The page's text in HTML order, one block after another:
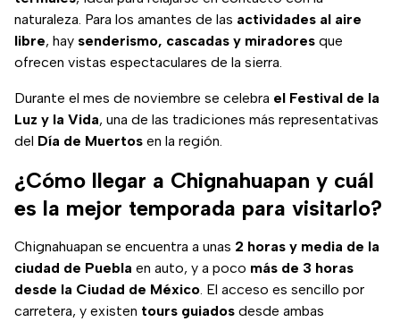
naturaleza. Para los amantes de las actividades al aire
libre, hay senderismo, cascadas y miradores que
ofrecen vistas espectaculares de la sierra.
Durante el mes de noviembre se celebra el Festival de la
Luz y la Vida, una de las tradiciones más representativas
del Día de Muertos en la región.
¿Cómo llegar a Chignahuapan y cuál
es la mejor temporada para visitarlo?
Chignahuapan se encuentra a unas 2 horas y media de la
ciudad de Puebla en auto, y a poco más de 3 horas
desde la Ciudad de México. El acceso es sencillo por
carretera, y existen tours guiados desde ambas